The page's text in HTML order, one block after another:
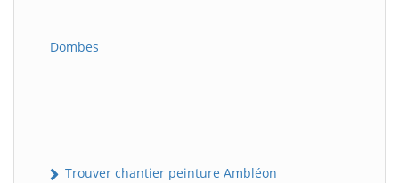
Dombes
Trouver chantier peinture Ambléon